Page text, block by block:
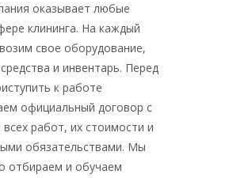
оказывает любые
клининга. На каждый
свое оборудование,
и инвентарь. Перед
к работе
официальный договор с
всех работ, их стоимости и
обязательствами. Мы
отбираем и обучаем